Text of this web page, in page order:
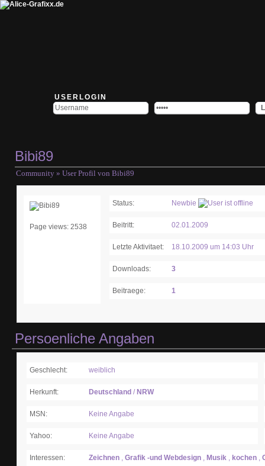
USERLOGIN
Bibi89
Community » User Profil von Bibi89
Page views: 2538
Status: Newbie
Beitritt: 02.01.2009
Letzte Aktivitaet: 18.10.2009 um 14:03 Uhr
Downloads: 3
Beitraege: 1
Persoenliche Angaben
Geschlecht: weiblich
Herkunft: Deutschland / NRW
MSN: Keine Angabe
Yahoo: Keine Angabe
Interessen: Zeichnen , Grafik -und Webdesign , Musik , kochen ,